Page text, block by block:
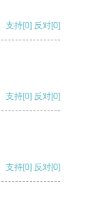
支持[0] 反对[0]
支持[0] 反对[0]
支持[0] 反对[0]